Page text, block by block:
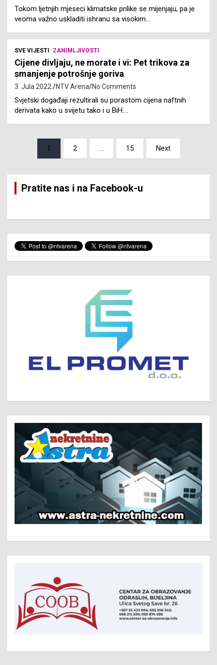
Tokom ljetnjih mjeseci klimatske prilike se mijenjaju, pa je
veoma važno uskladiti ishranu sa visokim…
SVE VIJESTI ZANIMLJIVOSTI
Cijene divljaju, ne morate i vi: Pet trikova za
smanjenje potrošnje goriva
3. Jula 2022. NTV Arena No Comments
Svjetski događaji rezultirali su porastom cijena naftnih
derivata kako u svijetu tako i u BiH.…
pagination
1 2 … 15 Next
Pratite nas i na Facebook-u